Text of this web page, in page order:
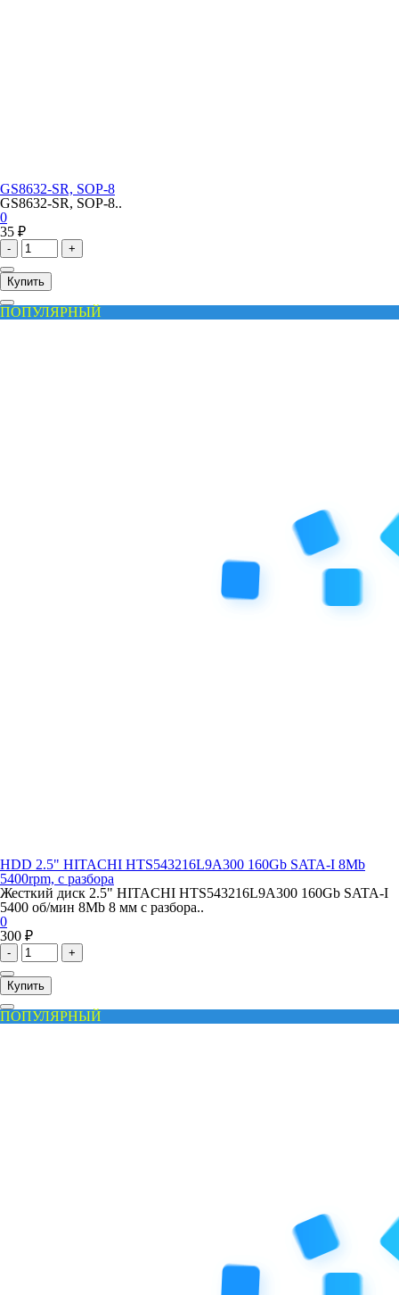
GS8632-SR, SOP-8
GS8632-SR, SOP-8..
0
35 ₽
- +
Купить
ПОПУЛЯРНЫЙ
HDD 2.5" HITACHI HTS543216L9A300 160Gb SATA-I 8Mb
5400rpm, с разбора
Жесткий диск 2.5" HITACHI HTS543216L9A300 160Gb SATA-I
5400 об/мин 8Mb 8 мм с разбора..
0
300 ₽
- +
Купить
ПОПУЛЯРНЫЙ